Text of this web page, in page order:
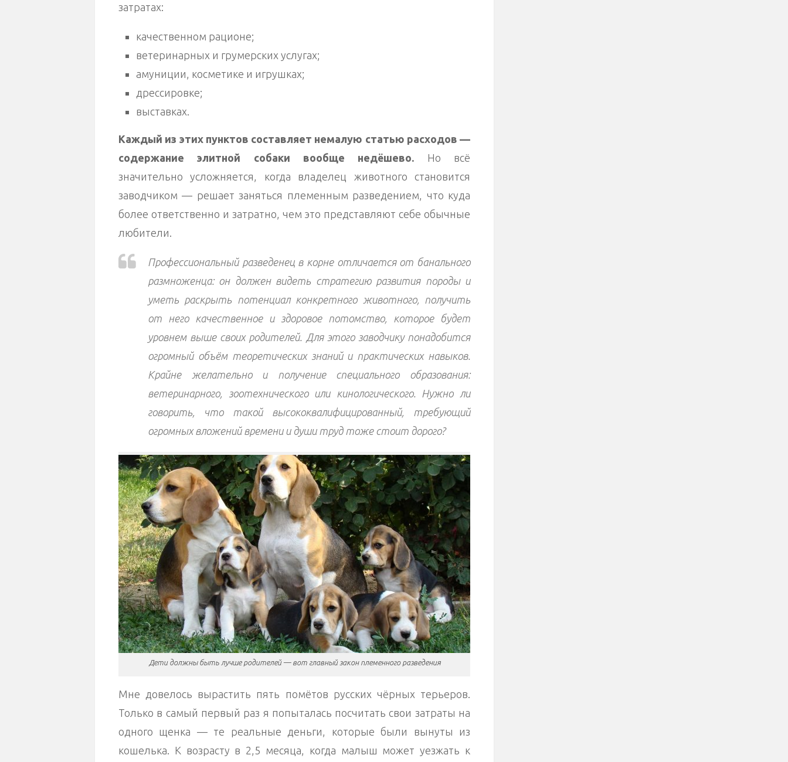
затратах:
качественном рационе;
ветеринарных и грумерских услугах;
амуниции, косметике и игрушках;
дрессировке;
выставках.
Каждый из этих пунктов составляет немалую статью расходов —
содержание элитной собаки вообще недёшево. Но всё
значительно усложняется, когда владелец животного становится
заводчиком — решает заняться племенным разведением, что куда
более ответственно и затратно, чем это представляют себе обычные
любители.
Профессиональный разведенец в корне отличается от банального
размноженца: он должен видеть стратегию развития породы и
уметь раскрыть потенциал конкретного животного, получить
от него качественное и здоровое потомство, которое будет
уровнем выше своих родителей. Для этого заводчику понадобится
огромный объём теоретических знаний и практических навыков.
Крайне желательно и получение специального образования:
ветеринарного, зоотехнического или кинологического. Нужно ли
говорить, что такой высококвалифицированный, требующий
огромных вложений времени и души труд тоже стоит дорого?
Дети должны быть лучше родителей — вот главный закон племенного разведения
Мне довелось вырастить пять помётов русских чёрных терьеров.
Только в самый первый раз я попыталась посчитать свои затраты на
одного щенка — те реальные деньги, которые были вынуты из
кошелька. К возрасту в 2,5 месяца, когда малыш может уезжать к